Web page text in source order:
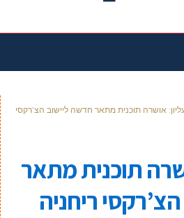
אושרה תוכנית מתאר חדשה ליישוב הצ’רקסי
תוכנית מתאר
ריחניה